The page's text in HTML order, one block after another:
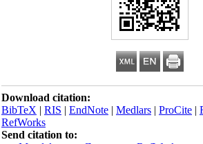
Download citation:
BibTeX|RIS|EndNote|Medlars|ProCite
RefWorks
Send citation to: